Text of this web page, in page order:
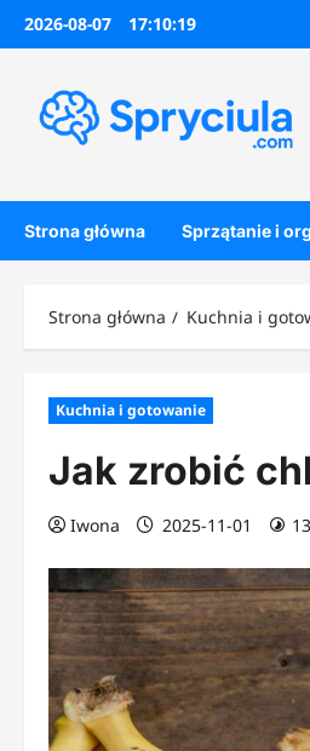
Przejdź
2026-08-07 17:10:21
Strona główna Sprzątanie i
Strona główna Kuchnia i
Kuchnia i gotowanie
Jak zrobić
Iwona 2025-11-01